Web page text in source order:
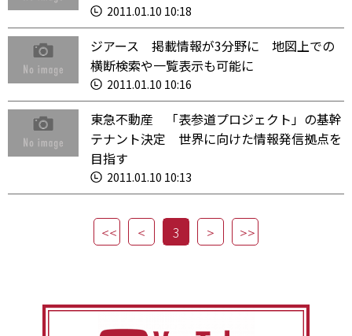
2011.01.10 10:18
ジアース 掲載情報が3分野に 地図上での
横断検索や一覧表示も可能に
2011.01.10 10:16
東急不動産 「表参道プロジェクト」の基幹
テナント決定 世界に向けた情報発信拠点を
目指す
2011.01.10 10:13
3